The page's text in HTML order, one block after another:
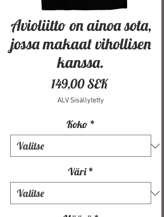
Avioliitto on ainoa sota,
jossa makaat vihollisen
kanssa.
149,00 SEKHinta
ALV Sisällytetty
Koko *
Väri *